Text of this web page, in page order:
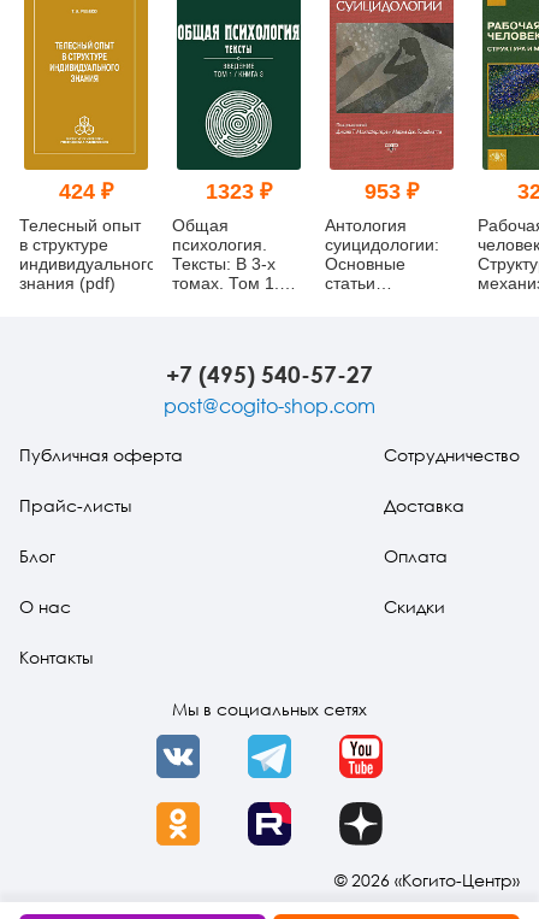
424 ₽
Телесный опыт
в структуре
индивидуального
знания (pdf)
1323 ₽
Общая
психология.
Тексты: В 3-х
томах. Том 1.
953 ₽
Антология
суицидологии:
Основные
статьи
+7 (495) 540-57-27
post@cogito-shop.com
Публичная оферта
Прайс-листы
Блог
О нас
Контакты
Сотрудничество
Доставка
Оплата
Скидки
Мы в социальных сетях
VK Telegram YouTube
OK Rutube Dzen
© 2026 «Когито-Центр»